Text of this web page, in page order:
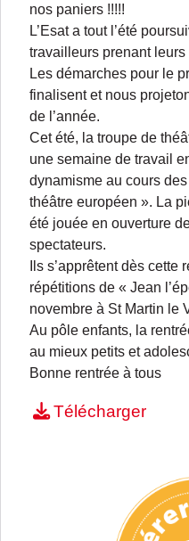
nos paniers !!!!!
L’Esat a tout l’été
travailleurs prenant
Les démarches pour le
finalisent et nous
de l’année.
Cet été, la troupe de
une semaine de travail
dynamisme au cours
théâtre européen ». La
été jouée en ouverture
spectateurs.
Ils s’apprêtent dès
répétitions de « Jean
novembre à St Martin le
Au pôle enfants, la
au mieux petits et
Bonne rentrée à tous
Télécharger